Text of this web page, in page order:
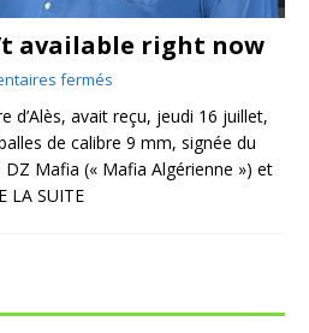
available right now
fermés
d’Alès, avait reçu, jeudi 16 juillet,
de calibre 9 mm, signée du
Mafia (« Mafia Algérienne ») et
LA SUITE